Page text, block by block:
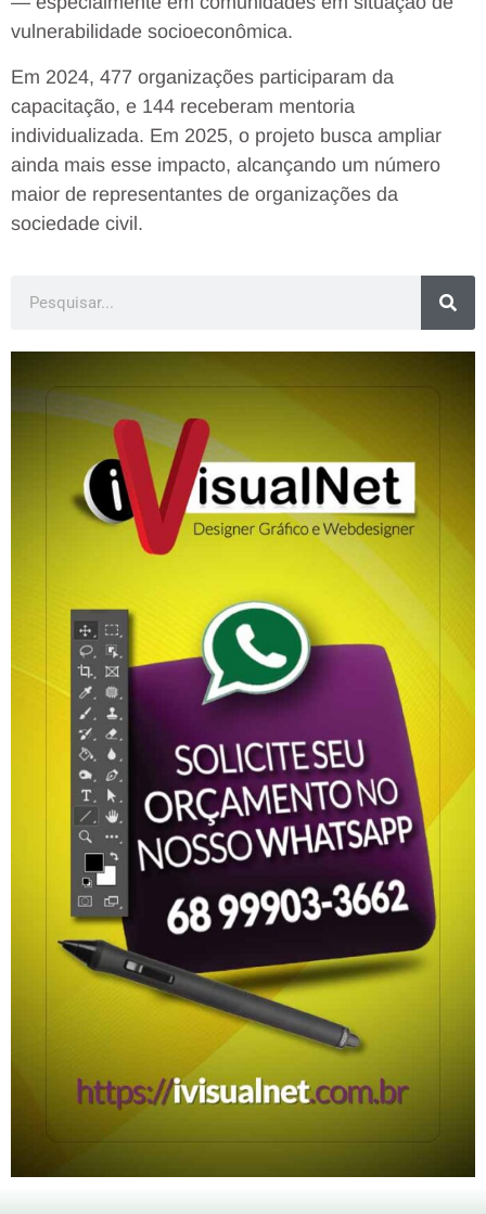
vulnerabilidade socioeconômica.
Em 2024, 477 organizações participaram da
capacitação, e 144 receberam mentoria
individualizada. Em 2025, o projeto busca ampliar
ainda mais esse impacto, alcançando um número
maior de representantes de organizações da
sociedade civil.